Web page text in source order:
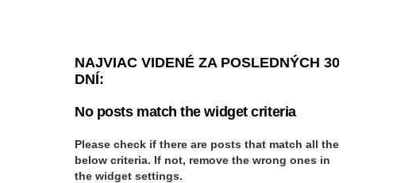
NAJVIAC VIDENÉ ZA POSLEDNÝCH 30
DNÍ:
No posts match the widget criteria
Please check if there are posts that match all the
below criteria. If not, remove the wrong ones in
the widget settings.